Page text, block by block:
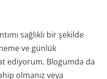
sağlıklı bir şekilde
ve günlük
ediyorum. Blogumda da
olmanız veya